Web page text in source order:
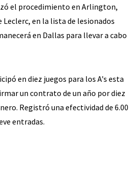
el procedimiento en Arlington,
Leclerc, en la lista de lesionados
en Dallas para llevar a cabo
en diez juegos para los A's esta
un contrato de un año por diez
Registró una efectividad de 6.00
entradas.